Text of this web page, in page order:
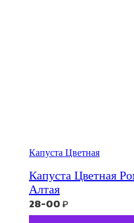
Капуста Цветная
Капуста Цветная
Алтая
28-00₽